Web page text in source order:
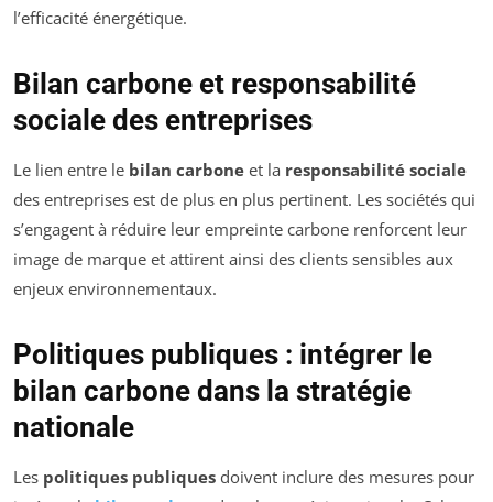
l’efficacité énergétique.
Bilan carbone et responsabilité
sociale des entreprises
Le lien entre le bilan carbone et la responsabilité sociale
des entreprises est de plus en plus pertinent. Les sociétés qui
s’engagent à réduire leur empreinte carbone renforcent leur
image de marque et attirent ainsi des clients sensibles aux
enjeux environnementaux.
Politiques publiques : intégrer le
bilan carbone dans la stratégie
nationale
Les politiques publiques doivent inclure des mesures pour